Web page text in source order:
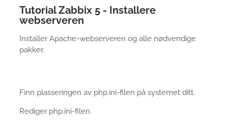
Tutorial Zabbix 5 - Installere
webserveren
Installer Apache-webserveren og alle nødvendige
pakker.
Finn plasseringen av php.ini-filen på systemet ditt.
Rediger php.ini-filen.